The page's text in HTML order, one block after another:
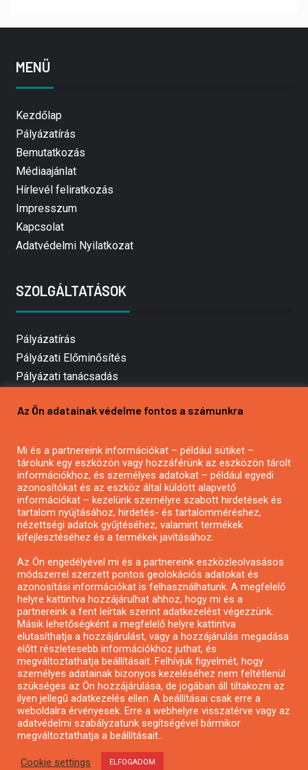
MENÜ
Kezdőlap
Pályázatírás
Bemutatkozás
Médiaajánlat
Hírlevél feliratkozás
Impresszum
Kapcsolat
Adatvédelmi Nyilatkozat
SZOLGÁLTATÁSOK
Pályázatírás
Pályázati Előminősítés
Pályázati tanácsadás
Mezőgazdasági pályázatírás
Pályázatírás civil szervezeteknek
Pályázatírás önkormányzatoknak
Pályázatfigyelés
Specifikus pályázatfigyelés vagy hírlevél
Pályázatok magánszemélyeknek
Pályázatok civil szervezeteknek
Pályázatok vállalkozásoknak
Önkormányzati pályázatok
Mezőgazdasági pályázatok
Falusi turizmus pályázatok
Napelem pályázatok
GINOP pályázatok
Az Ön adatainak védelme fontos a számunkra
Mi és a partnereink információkat – például sütiket –
tárolunk egy eszközön vagy hozzáférünk az eszközön tárolt
információkhoz, és személyes adatokat – például egyedi
azonosítókat és az eszköz által küldött alapvető
információkat – kezelünk személyre szabott hirdetések és
tartalom nyújtásához, hirdetés- és tartalomméréshez,
nézettségi adatok gyűjtéséhez, valamint termékek
kifejlesztéséhez és a termékek javításához.
Az Ön engedélyével mi és a partnereink eszközleolvasásos
módszerrel szerzett pontos geolokációs adatokat és
azonosítási információkat is felhasználhatunk. A megfelelő
helyre kattintva hozzájárulhat ahhoz, hogy mi és a
partnereink a fent leírtak szerint adatkezelést végezzünk.
Másik lehetőségként a megfelelő helyre kattintva
elutasíthatja a hozzájárulást, vagy a hozzájárulás megadása
előtt részletesebb információkhoz juthat, és
megváltoztathatja beállításait. Felhívjuk figyelmét, hogy
személyes adatainak bizonyos kezeléséhez nem feltétlenül
szükséges az Ön hozzájárulása, de jogában áll tiltakozni az
ilyen jellegű adatkezelés ellen. A beállításai csak erre a
weboldalra érvényesek. Erre a webhelyre visszatérve vagy az
adatvédelmi szabályzatunk segítségével bármikor
megváltoztathatja a beállításait..
Cookie settings ELFOGADOM